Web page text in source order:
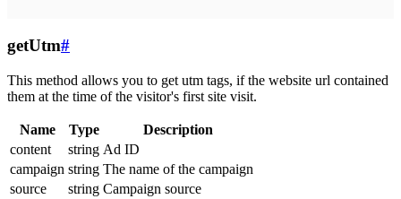
getUtm#
This method allows you to get utm tags, if the website url contained
them at the time of the visitor's first site visit.
Name Type
Description
content
string Ad ID
campaign string The name of the campaign
source
string Campaign source